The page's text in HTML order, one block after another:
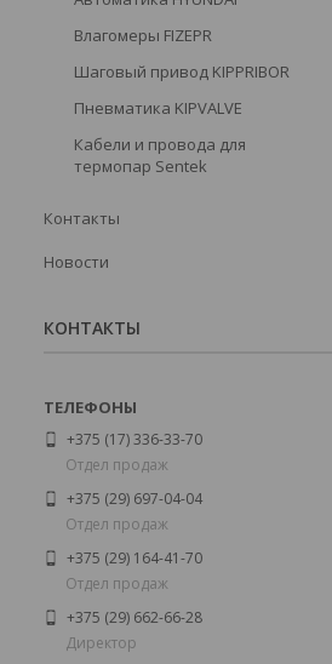
Влагомеры FIZEPR
Шаговый привод KIPPRIBOR
Пневматика KIPVALVE
Кабели и провода для
термопар Sentek
Контакты
Новости
КОНТАКТЫ
+375 (17) 336-33-70
Отдел продаж
+375 (29) 697-04-04
Отдел продаж
+375 (29) 164-41-70
Отдел продаж
+375 (29) 662-66-28
Директор